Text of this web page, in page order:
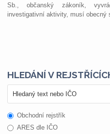
Sb., občanský zákoník,
investigativní aktivity, musí obecný
HLEDÁNÍ V
Obchodní rejstřík
ARES dle IČO